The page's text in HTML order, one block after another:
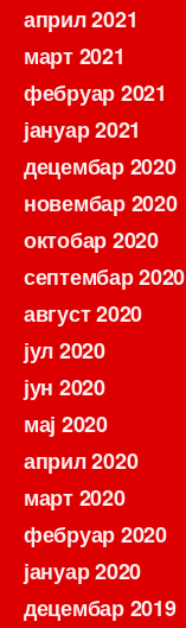
април 2021
март 2021
фебруар 2021
јануар 2021
децембар 2020
новембар 2020
октобар 2020
септембар 2020
август 2020
јул 2020
јун 2020
мај 2020
април 2020
март 2020
фебруар 2020
јануар 2020
децембар 2019